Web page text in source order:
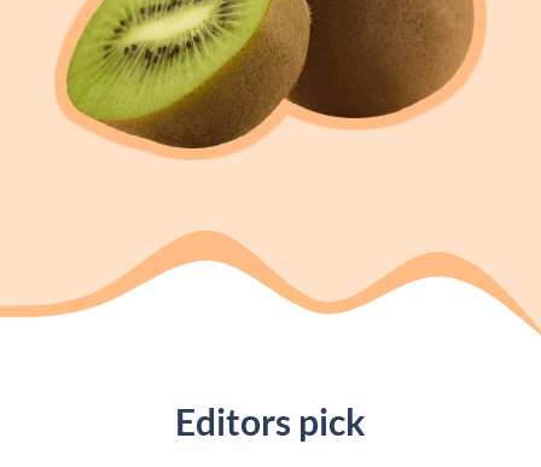
Editors pick